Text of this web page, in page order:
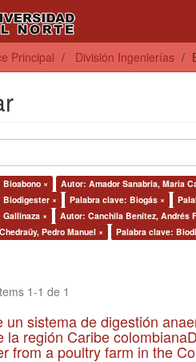
Principal División Ingenierías
× Autor: Amador Sanabria, Maria
Biodigester ×
Palabra clave: Biogás ×
×
Autor: Canchila Benítez, Andrés
Pedro Manuel ×
Palabra clave:
1-1 de 1
un sistema de digestión
la región Caribe
from a poultry farm in the